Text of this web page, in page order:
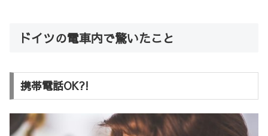
ドイツの電車内で驚いたこと
携帯電話OK?!